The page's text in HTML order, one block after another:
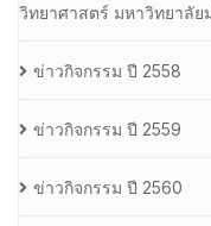
วิทยาศาสตร์ มหาวิทยาลั
ข่าวกิจกรรม ปี 2558
ข่าวกิจกรรม ปี 2559
ข่าวกิจกรรม ปี 2560